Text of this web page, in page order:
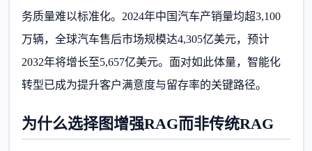
务质量难以标准化。2024年中国汽车产销量均超3,100
万辆，全球汽车售后市场规模达4,305亿美元，预计
2032年将增长至5,657亿美元。面对如此体量，智能化
转型已成为提升客户满意度与留存率的关键路径。
为什么选择图增强RAG而非传统RAG